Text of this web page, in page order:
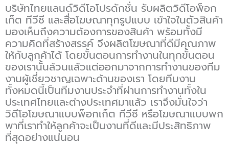
บริษัทไทยแลนด์วิดีโอโปรดักชั่น รับผลิตวิดีโอพ็อก
เก็ต ทีวีซี และสื่อโฆษณาทุกรูปแบบ เข้าใจในตัวสินค้า
มองเห็นถึงความต้องการของสินค้า พร้อมทั้งมี
ความคิดที่สร้างสรรค์ จึงผลิตโฆษณาที่ดีมีคุณภาพ
ให้กับลูกค้าได้ โดยขั้นตอนการทำงานในทุกขั้นตอน
ของเรานั้นล้วนแล้วแต่ออกมาจากการทำงานของทีม
งานผู้เชี่ยวชาญเฉพาะด้านของเรา โดยทีมงาน
ทั้งหมดนี้เป็นทีมงานประจำที่ผ่านการทำงานทั้งใน
ประเทศไทยและต่างประเทศมาแล้ว เราจึงมั่นใจว่า
วิดีโอโฆษณาแบบพ็อกเก็ต ทีวีซี หรือโฆษณาแบบพก
พาที่เราทำให้ลูกค้าจะเป็นงานที่ดีและมีประสิทธิภาพ
ที่สุดอย่างแน่นอน